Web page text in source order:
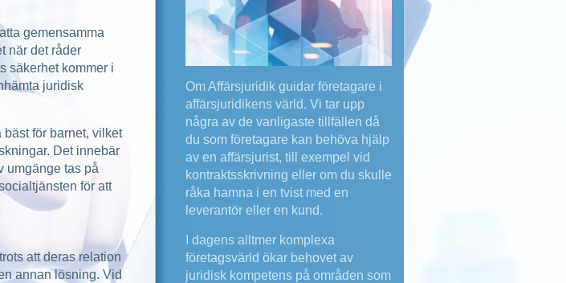
gemensamma
när det råder
säkerhet kommer i
juridisk
bäst för barnet, vilket
Det innebär
umgänge tas på
för att
att deras relation
annan lösning. Vid
Om Affärsjuridik guidar företagare i
affärsjuridikens värld. Vi tar upp
några av de vanligaste tillfällen då
du som företagare kan behöva hjälp
av en affärsjurist, till exempel vid
kontraktsskrivning eller om du skulle
råka hamna i en tvist med en
leverantör eller en kund.
I dagens alltmer komplexa
företagsvärld ökar behovet av
juridisk kompetens på områden som